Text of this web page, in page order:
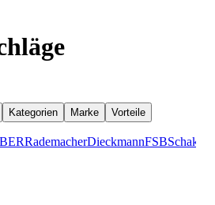
Kategorien Marke Vorteile
RademacherDieckmannFSBSchake